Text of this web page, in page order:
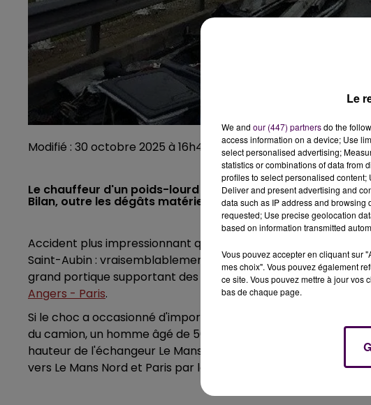
Modifié : 30 octobre 2025 à 16h47 par Emilien Borderie
Le chauffeur d'un poids-lourd a percuté un portique de
Bilan, outre les dégâts matériels : un blessé léger.
Accident plus impressionnant que grave ce mercredi vers
Saint-Aubin : vraisemblablement suite à une perte de
grand portique supportant des panneaux de signalisation au
Angers - Paris.
Si le choc a occasionné d'importants dégâts matériels, il n'a
du camion, un homme âgé de 56 ans. L'axe a dû être
hauteur de l'échangeur Le Mans Centre-Université. Une
vers Le Mans Nord et Paris par la D357 puis la D338 vers
Le
We and our (447) partnersdo the
access information on a device; Use
select personalised advertising;
statistics or combinations of data from
profiles to select personalised content;
Deliver and present advertising and
data such as IP address and
requested; Use precise geolocation
based on information transmitted
Vous pouvez accepter en cliquant sur
mes choix". Vous pouvez également
ce site. Vous pouvez mettre à jour vos
bas de chaque page.